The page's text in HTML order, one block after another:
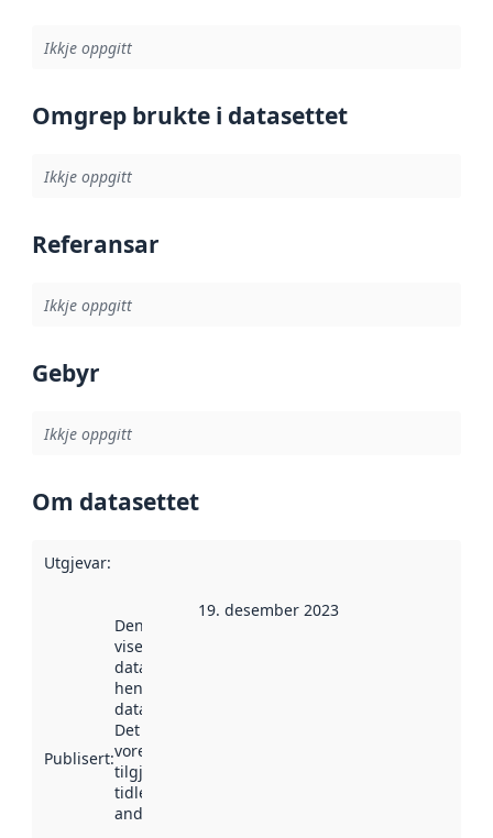
Ikkje oppgitt
Omgrep brukte i datasettet
Ikkje oppgitt
Referansar
Ikkje oppgitt
Gebyr
Ikkje oppgitt
Om datasettet
Utgjevar:
Publisert:
Denne datoen
viser når
datasettet vart
henta inn av
data.norge.no.
Det kan ha
vore
tilgjengeleg
tidlegare
andre stader.
19. desember 2023